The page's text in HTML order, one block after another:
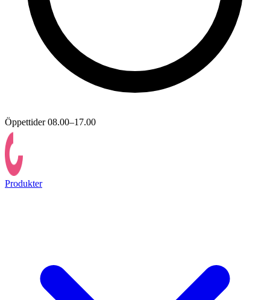
Öppettider 08.00–17.00
Produkter